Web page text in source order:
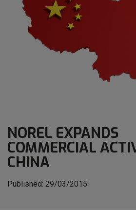
NOREL EXPANDS
COMMERCIAL
CHINA
Published: 29/03/2015